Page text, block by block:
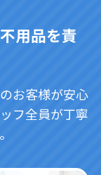
用品を責
お客様が安心
フ全員が丁寧